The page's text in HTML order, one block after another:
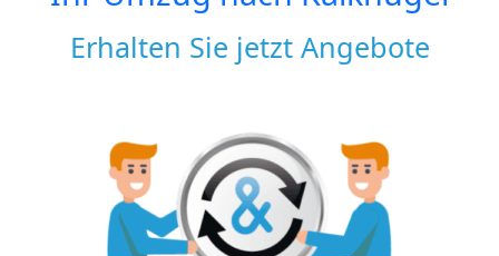
Erhalten Sie jetzt Angebote